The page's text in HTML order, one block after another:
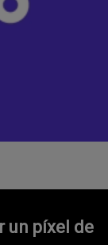
un píxel de